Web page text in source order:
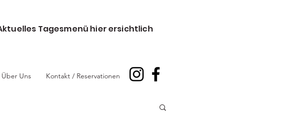
Tagesmenü hier ersichtlich
Über Uns Kontakt / Reservationen